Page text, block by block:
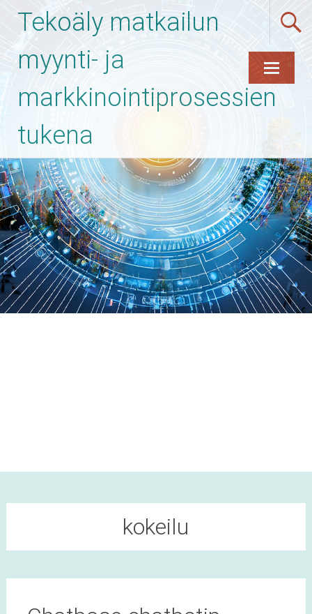
Tekoäly matkailun
myynti- ja
markkinointiprosessien
tukena
Skip
to
kokeilu